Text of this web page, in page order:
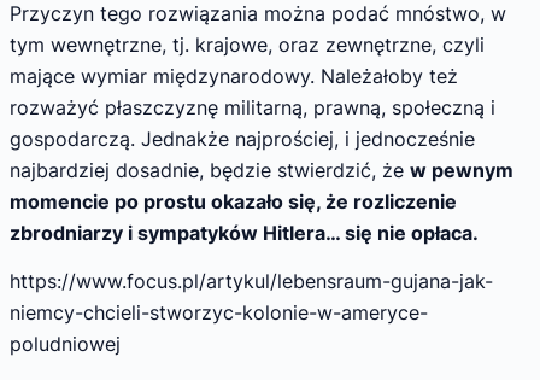
Przyczyn tego rozwiązania można podać mnóstwo, w
tym wewnętrzne, tj. krajowe, oraz zewnętrzne, czyli
mające wymiar międzynarodowy. Należałoby też
rozważyć płaszczyznę militarną, prawną, społeczną i
gospodarczą. Jednakże najprościej, i jednocześnie
najbardziej dosadnie, będzie stwierdzić, że w pewnym
momencie po prostu okazało się, że rozliczenie
zbrodniarzy i sympatyków Hitlera… się nie opłaca.
https://www.focus.pl/artykul/lebensraum-gujana-jak-
niemcy-chcieli-stworzyc-kolonie-w-ameryce-
poludniowej